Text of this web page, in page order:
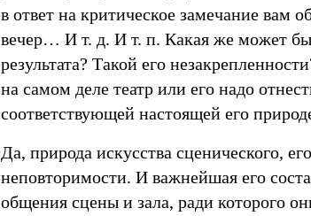
в ответ на критическое замечание вам
вечер… И т. д. И т. п. Какая же может
результата? Такой его
на самом деле театр или его надо
соответствующей настоящей его
Да, природа искусства сценического,
неповторимости. И важнейшая его
общения сцены и зала, ради которого